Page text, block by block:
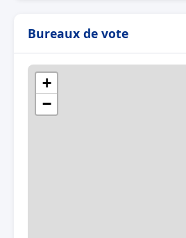
Bureaux de vote
+
−